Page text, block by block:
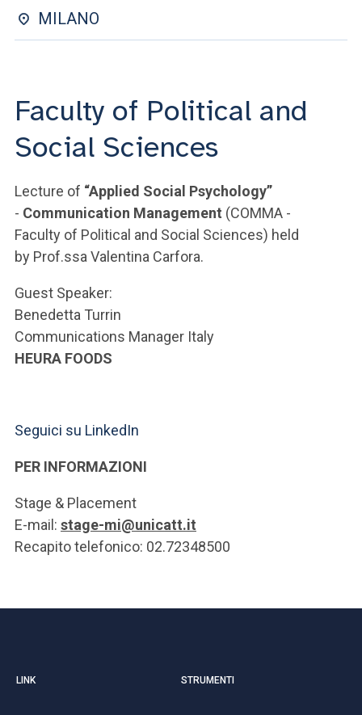
SEI UN DOCENTE O UN MEMBRO DELLO STAFF
MILANO
Faculty of Political and
Social Sciences
Lecture of “Applied Social Psychology”
- Communication Management (COMMA -
Faculty of Political and Social Sciences) held
by Prof.ssa Valentina Carfora.
Guest Speaker:
Benedetta Turrin
Communications Manager Italy
HEURA FOODS
Seguici su LinkedIn
PER INFORMAZIONI
Stage & Placement
E-mail: stage-mi@unicatt.it
Recapito telefonico: 02.72348500
LINK STRUMENTI